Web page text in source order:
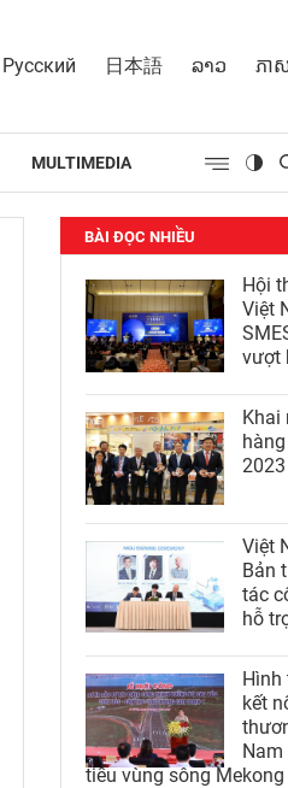
Русский 日本語 ລາວ ភាស
MULTIMEDIA
BÀI ĐỌC NHIỀU
Hội
Việt
vượt
Khai
Việt
Bản
tác
hỗ
Hình
kết
tiểu vùng sông Mekong